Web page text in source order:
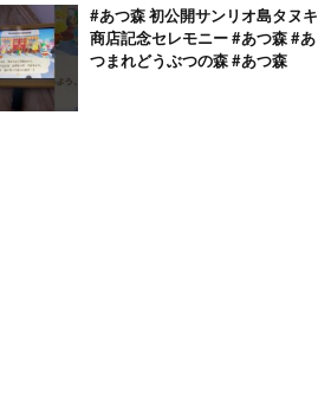
#あつ森 初公開サンリオ島タヌキ
商店記念セレモニー #あつ森 #あ
つまれどうぶつの森 #あつ森